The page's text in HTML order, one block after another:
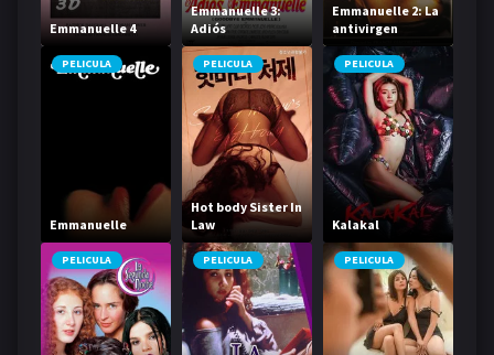
Emmanuelle 4
Emmanuelle 3:
Adiós
Emmanuelle
Emmanuelle 2: La
antivirgen
PELICULA
Emmanuelle
PELICULA
Hot body Sister In
Law
PELICULA
Kalakal
PELICULA PELICULA PELICULA